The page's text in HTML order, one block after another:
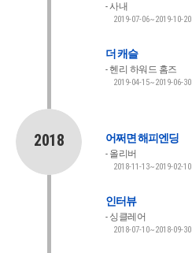
사내
2019-07-06~2019-10-20
더 캐슬
헨리 하워드 홈즈
2019-04-15~2019-06-30
2018 어쩌면 해피엔딩
올리버
2018-11-13~2019-02-10
인터뷰
싱클레어
2018-07-10~2018-09-30